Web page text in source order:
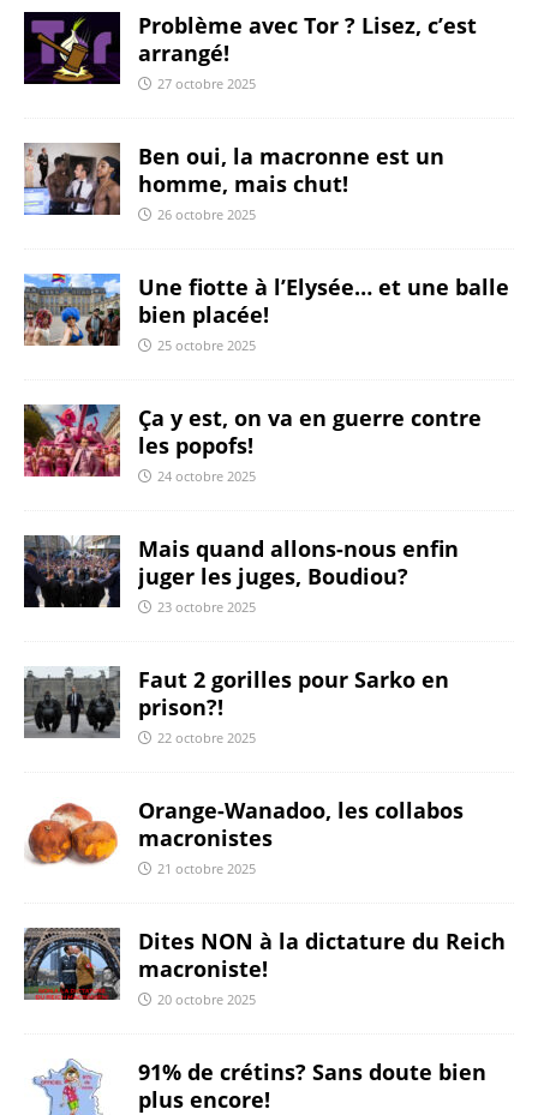
Problème avec Tor ? Lisez, c’est
arrangé!
27 octobre 2025
Ben oui, la macronne est un
homme, mais chut!
26 octobre 2025
Une fiotte à l’Elysée… et une balle
bien placée!
25 octobre 2025
Ça y est, on va en guerre contre
les popofs!
24 octobre 2025
Mais quand allons-nous enfin
juger les juges, Boudiou?
23 octobre 2025
Faut 2 gorilles pour Sarko en
prison?!
22 octobre 2025
Orange-Wanadoo, les collabos
macronistes
21 octobre 2025
Dites NON à la dictature du Reich
macroniste!
20 octobre 2025
91% de crétins? Sans doute bien
plus encore!